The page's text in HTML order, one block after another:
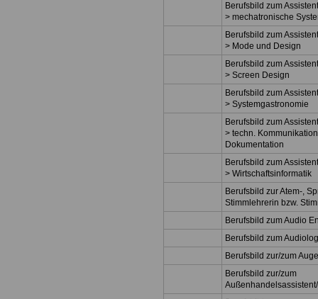
Berufsbild zum
> mechatronische
Berufsbild zum
> Mode und Design
Berufsbild zum
> Screen Design
Berufsbild zum
> Systemgastronomie
Berufsbild zum
> techn.
Dokumentation
Berufsbild zum
> Wirtschaftsinformatik
Berufsbild zur Atem-,
Stimmlehrerin bzw.
Berufsbild zum Audio
Berufsbild zum
Berufsbild zur/zum
Berufsbild zur/zum